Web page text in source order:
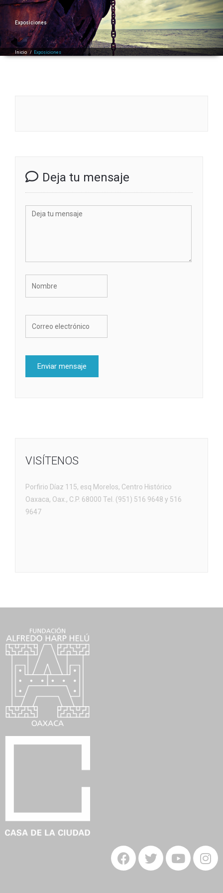
Exposiciones
Inicio / Exposiciones
Deja tu mensaje
VISÍTENOS
Porfirio Díaz 115, esq Morelos, Centro Histórico
Oaxaca, Oax., C.P. 68000 Tel. (951) 516 9648 y 516
9647